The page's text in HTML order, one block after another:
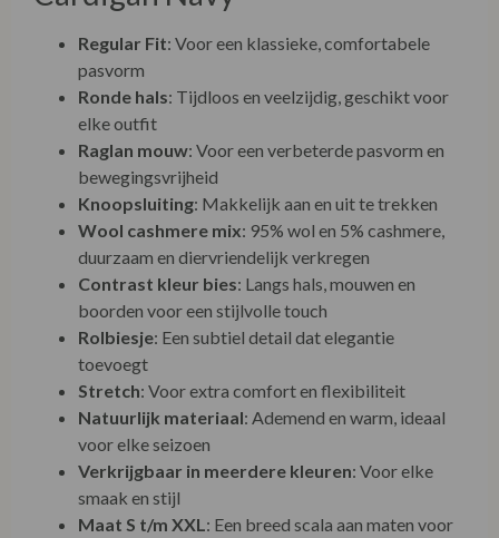
Regular Fit: Voor een klassieke, comfortabele
pasvorm
Ronde hals: Tijdloos en veelzijdig, geschikt voor
elke outfit
Raglan mouw: Voor een verbeterde pasvorm en
bewegingsvrijheid
Knoopsluiting: Makkelijk aan en uit te trekken
Wool cashmere mix: 95% wol en 5% cashmere,
duurzaam en diervriendelijk verkregen
Contrast kleur bies: Langs hals, mouwen en
boorden voor een stijlvolle touch
Rolbiesje: Een subtiel detail dat elegantie
toevoegt
Stretch: Voor extra comfort en flexibiliteit
Natuurlijk materiaal: Ademend en warm, ideaal
voor elke seizoen
Verkrijgbaar in meerdere kleuren: Voor elke
smaak en stijl
Maat S t/m XXL: Een breed scala aan maten voor